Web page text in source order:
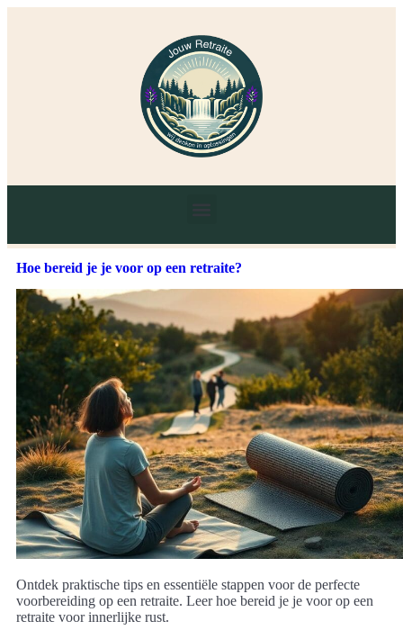
Hoe bereid je je voor op een retraite?
Ontdek praktische tips en essentiële stappen voor de perfecte
voorbereiding op een retraite. Leer hoe bereid je je voor op een
retraite voor innerlijke rust.